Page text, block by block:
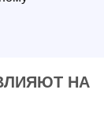
НА